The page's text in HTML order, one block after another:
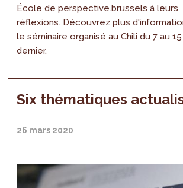
École de perspective.brussels à leurs
réflexions. Découvrez plus
le séminaire organisé au Chili du 7 au
dernier.
Six thématiques
26 mars 2020